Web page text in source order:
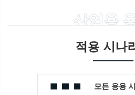
산업용
적용 시나
모든 응용